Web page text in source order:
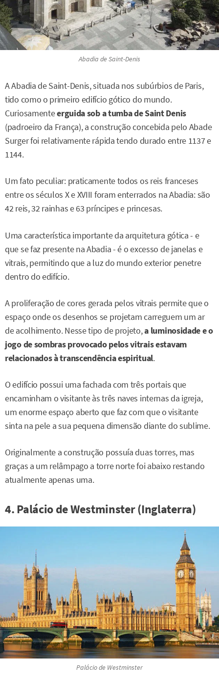
Abadia de Saint-Denis
A Abadia de Saint-Denis, situada nos subúrbios de Paris,
tido como o primeiro edifício gótico do mundo.
Curiosamenteerguida sob a tumba de Saint Denis
(padroeiro da França), a construção concebida pelo Abade
Surger foi relativamente rápida tendo durado entre 1137 e
1144.
Um fato peculiar: praticamente todos os reis franceses
entre os séculos X e XVIII foram enterrados na Abadia: são
42 reis, 32 rainhas e 63 príncipes e princesas.
Uma característica importante da arquitetura gótica - e
que se faz presente na Abadia - é o excesso de janelas e
vitrais, permitindo que a luz do mundo exterior penetre
dentro do edifício.
A proliferação de cores gerada pelos vitrais permite que o
espaço onde os desenhos se projetam carreguem um ar
de acolhimento. Nesse tipo de projeto,a luminosidade e o
jogo de sombras provocado pelos vitrais estavam
relacionados à transcendência espiritual.
O edifício possui uma fachada com três portais que
encaminham o visitante às três naves internas da igreja,
um enorme espaço aberto que faz com que o visitante
sinta na pele a sua pequena dimensão diante do sublime.
Originalmente a construção possuía duas torres, mas
graças a um relâmpago a torre norte foi abaixo restando
atualmente apenas uma.
4. Palácio de Westminster (Inglaterra)
Palácio de Westminster